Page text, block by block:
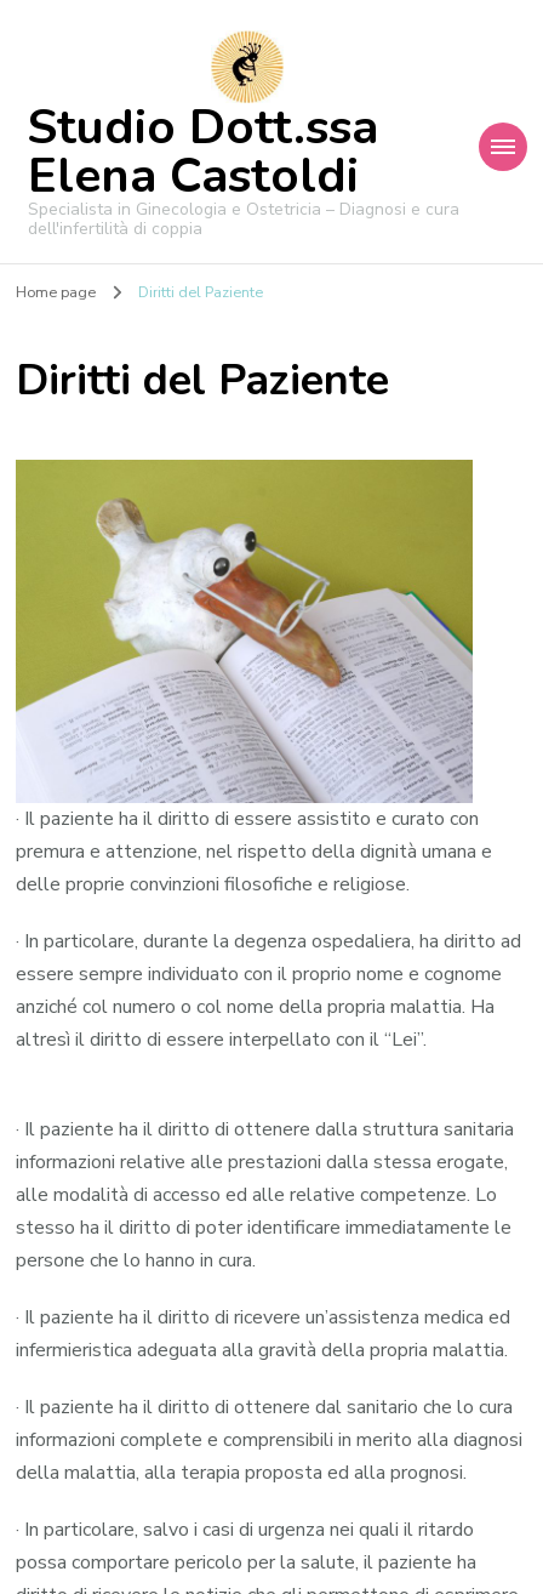
Studio Dott.ssa
Elena Castoldi
Specialista in Ginecologia e Ostetricia – Diagnosi e cura
dell'infertilità di coppia
Home page Diritti del Paziente
Diritti del Paziente
· Il paziente ha il diritto di essere assistito e curato con
premura e attenzione, nel rispetto della dignità umana e
delle proprie convinzioni filosofiche e religiose.
· In particolare, durante la degenza ospedaliera, ha diritto ad
essere sempre individuato con il proprio nome e cognome
anziché col numero o col nome della propria malattia. Ha
altresì il diritto di essere interpellato con il “Lei”.
· Il paziente ha il diritto di ottenere dalla struttura sanitaria
informazioni relative alle prestazioni dalla stessa erogate,
alle modalità di accesso ed alle relative competenze. Lo
stesso ha il diritto di poter identificare immediatamente le
persone che lo hanno in cura.
· Il paziente ha il diritto di ricevere un’assistenza medica ed
infermieristica adeguata alla gravità della propria malattia.
· Il paziente ha il diritto di ottenere dal sanitario che lo cura
informazioni complete e comprensibili in merito alla diagnosi
della malattia, alla terapia proposta ed alla prognosi.
· In particolare, salvo i casi di urgenza nei quali il ritardo
possa comportare pericolo per la salute, il paziente ha